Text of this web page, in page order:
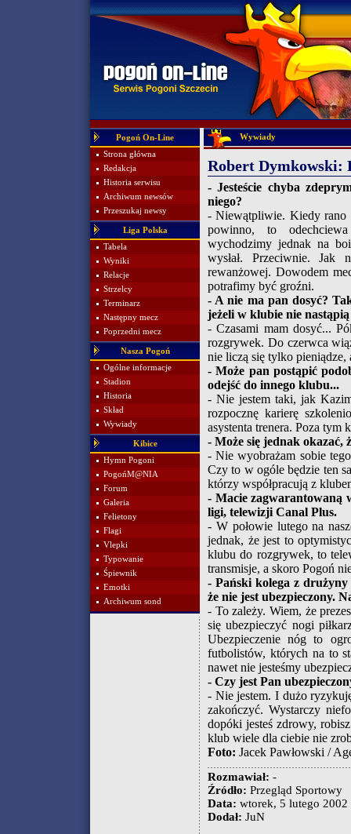
Pogoń On-Line
Strona główna
Redakcja
Historia serwisu
Archiwum newsów
Przeszukaj newsy
Liga Polska
Tabela
Wyniki
Relacje
Strzelcy
Terminarz
Następny mecz
Poprzedni mecz
Nasza Pogoń
Ogólne informacje
Stadion
Historia
Skład
Wywiady
Kibice
Hymn Pogoni
PogońM@NIA
Forum
Galeria
Felietony
Flagi
Vlepki
Typowanie
Śpiewnik
Emotki
Archiwum sond
Wywiady
Robert Dymkowski:
- Jesteście chyba
niego?
- Niewątpliwie. Kiedy rano
powinno, to
wychodzimy jednak na
wysłał. Przeciwnie. Jak
rewanżowej. Dowodem
potrafimy być groźni.
- A nie ma pan dosyć?
jeżeli w klubie nie
- Czasami mam dosyć...
rozgrywek. Do czerwca
nie liczą się tylko pieniądze,
- Może pan postąpić
odejść do innego klubu...
- Nie jestem taki, jak
rozpocznę karierę
asystenta trenera. Poza tym
- Może się jednak okazać,
- Nie wyobrażam sobie
Czy to w ogóle będzie ten
którzy współpracują z
- Macie zagwarantowaną
ligi, telewizji Canal Plus.
- W połowie lutego na
jednak, że jest to
klubu do rozgrywek, to
transmisje, a skoro Pogoń
- Pański kolega z
że nie jest ubezpieczony.
- To zależy. Wiem, że
się ubezpieczyć nogi
Ubezpieczenie nóg to
futbolistów, których na to
nawet nie jesteśmy
- Czy jest Pan
- Nie jestem. I dużo
zakończyć. Wystarczy
dopóki jesteś zdrowy,
klub wiele dla ciebie nie
Foto: Jacek Pawłowski /
Rozmawiał: -
Źródło: Przegląd Sportowy
Data: wtorek, 5 lutego 2002
Dodał: JuN